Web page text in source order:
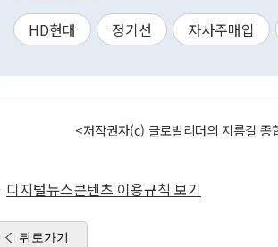
HD현대 정기선 자사주매입
<저작권자(c) 글로벌리더의 지름길
디지털뉴스콘텐츠 이용규칙 보기
뒤로가기